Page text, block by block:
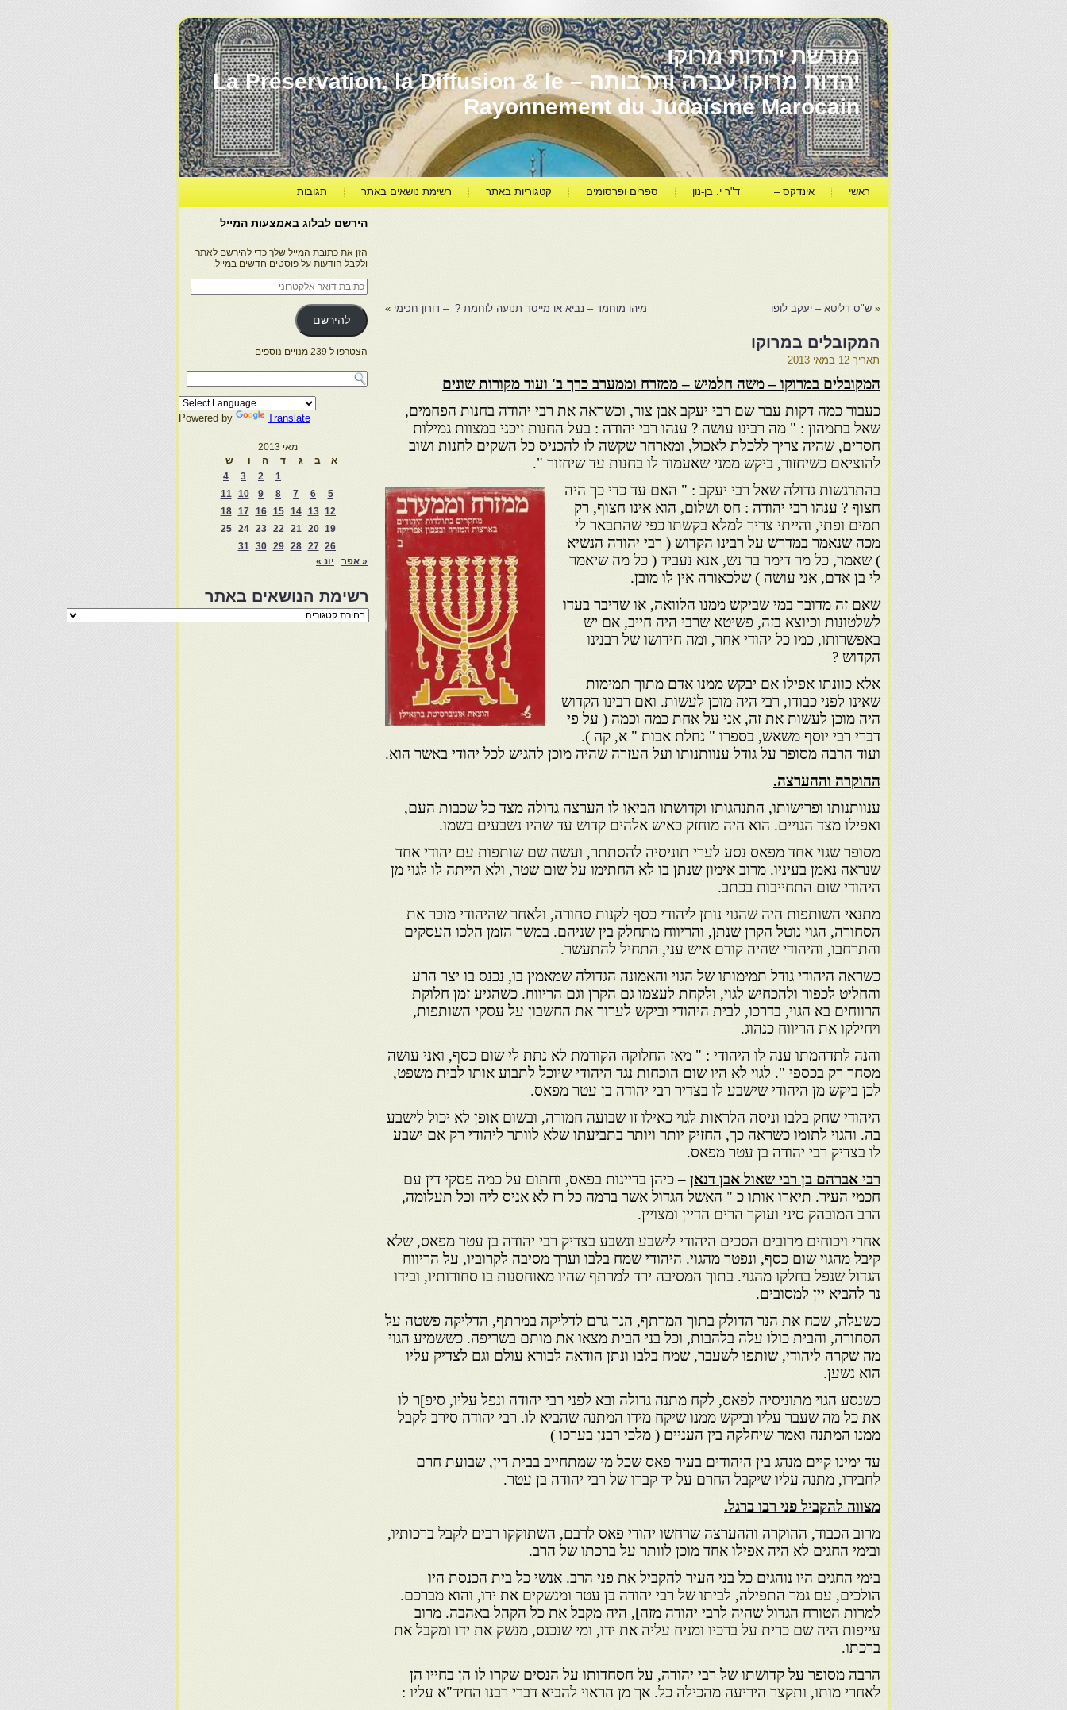
מורשת יהדות מרוקו
יהדות מרוקו עברה ותרבותה – La Préservation, la Diffusion & le
Rayonnement du Judaïsme Marocain
ראשי אינדקס – ד"ר י. בן-נון ספרים ופרסומים קטגוריות באתר רשימת נושאים באתר תגובות
« ש"ס דליטא – יעקב לופו מיהו מוחמד – נביא או מייסד תנועה לוחמת ? – דורון חכימי »
המקובלים במרוקו
תאריך 12 במאי 2013
המקובלים במרוקו – משה חלמיש – ממזרח וממערב כרך ב' ועוד מקורות שונים
כעבור כמה דקות עבר שם רבי יעקב אבן צור, וכשראה את רבי יהודה בחנות הפחמים,
שאל בתמהון : " מה רבינו עושה ? ענהו רבי יהודה : בעל החנות זיכני במצוות גמילות
חסדים, שהיה צריך ללכלת לאכול, ומארחר שקשה לו להכניס כל השקים לחנות ושוב
להוציאם כשיחזור, ביקש ממני שאעמוד לו בחנות עד שיחזור ".
בהתרגשות גדולה שאל רבי יעקב : " האם עד כדי כך היה
חצוף ? ענהו רבי יהודה : חס ושלום, הוא אינו חצוף, רק
תמים ופתי, והייתי צריך למלא בקשתו כפי שהתבאר לי
מכה שנאמר במדרש על רבינו הקדוש ( רבי יהודה הנשיא
) שאמר, כל מר דימר בר נש, אנא נעביד ( כל מה שיאמר
לי בן אדם, אני עושה ) שלכאורה אין לו מובן.
שאם זה מדובר במי שביקש ממנו הלוואה, או שדיבר בעדו
לשלטונות וכיוצא בזה, פשיטא שרבי היה חייב, אם יש
באפשרותו, כמו כל יהודי אחר, ומה חידושו של רבנינו
הקדוש ?
אלא כוונתו אפילו אם יבקש ממנו אדם מתוך תמימות
שאינו לפני כבודו, רבי היה מוכן לעשות. ואם רבינו הקדוש
היה מוכן לעשות את זה, אני על אחת כמה וכמה ( על פי
דברי רבי יוסף משאש, בספרו " נחלת אבות " א, קה ).
ועוד הרבה מסופר על גודל ענוותנותו ועל העזרה שהיה מוכן להגיש לכל יהודי באשר הוא.
ההוקרה וההערצה.
ענוותנותו ופרישותו, התנהגותו וקדושתו הביאו לו הערצה גדולה מצד כל שכבות העם,
ואפילו מצד הגויים. הוא היה מוחזק כאיש אלהים קדוש עד שהיו נשבעים בשמו.
מסופר שגוי אחד מפאס נסע לערי תוניסיה להסתתר, ועשה שם שותפות עם יהודי אחד
שנראה נאמן בעיניו. מרוב אימון שנתן בו לא החתימו על שום שטר, ולא הייתה לו לגוי מן
היהודי שום התחייבות בכתב.
מתנאי השותפות היה שהגוי נותן ליהודי כסף לקנות סחורה, ולאחר שהיהודי מוכר את
הסחורה, הגוי נוטל הקרן שנתן, והריווח מתחלק בין שניהם. במשך הזמן הלכו העסקים
והתרחבו, והיהודי שהיה קודם איש עני, התחיל להתעשר.
כשראה היהודי גודל תמימותו של הגוי והאמונה הגדולה שמאמין בו, נכנס בו יצר הרע
והחליט לכפור ולהכחיש לגוי, ולקחת לעצמו גם הקרן וגם הריווח. כשהגיע זמן חלוקת
הרווחים בא הגוי, בדרכו, לבית היהודי וביקש לערוך את החשבון על עסקי השותפות,
ויחילקו את הריווח כנהוג.
והנה לתדהמתו ענה לו היהודי : " מאז החלוקה הקודמת לא נתת לי שום כסף, ואני עושה
מסחר רק בכספי ". לגוי לא היו שום הוכחות נגד היהודי שיוכל לתבוע אותו לבית משפט,
לכן ביקש מן היהודי שישבע לו בצדיר רבי יהודה בן עטר מפאס.
היהודי שחק בלבו וניסה הלראות לגוי כאילו זו שבועה חמורה, ובשום אופן לא יכול לישבע
בה. והגוי לתומו כשראה כך, החזיק יותר ויותר בתביעתו שלא לוותר ליהודי רק אם ישבע
לו בצדיק רבי יהודה בן עטר מפאס.
רבי אברהם בן רבי שאול אבן דנאן – כיהן בדיינות בפאס, וחתום על כמה פסקי דין עם
חכמי העיר. תיארו אותו כ " האשל הגדול אשר ברמה כל רז לא אניס ליה וכל תעלומה,
הרב המובהק סיני ועוקר הרים הדיין ומצויין.
אחרי ויכוחים מרובים הסכים היהודי לישבע ונשבע בצדיק רבי יהודה בן עטר מפאס, שלא
קיבל מהגוי שום כסף, ונפטר מהגוי. היהודי שמח בלבו וערך מסיבה לקרוביו, על הריווח
הגדול שנפל בחלקו מהגוי. בתוך המסיבה ירד למרתף שהיו מאוחסנות בו סחורותיו, ובידו
נר להביא יין למסובים.
כשעלה, שכח את הנר הדולק בתוך המרתף, הנר גרם לדליקה במרתף, הדליקה פשטה על
הסחורה, והבית כולו עלה בלהבות, וכל בני הבית מצאו את מותם בשריפה. כששמיע הגוי
מה שקרה ליהודי, שותפו לשעבר, שמח בלבו ונתן הודאה לבורא עולם וגם לצדיק עליו
הוא נשען.
כשנסע הגוי מתוניסיה לפאס, לקח מתנה גדולה ובא לפני רבי יהודה ונפל עליו, סיפ]ר לו
את כל מה שעבר עליו וביקש ממנו שיקח מידו המתנה שהביא לו. רבי יהודה סירב לקבל
ממנו המתנה ואמר שיחלקה בין העניים ( מלכי רבנן בערכו )
עד ימינו קיים מנהג בין היהודים בעיר פאס שכל מי שמתחייב בבית דין, שבועת חרם
לחבירו, מתנה עליו שיקבל החרם על יד קברו של רבי יהודה בן עטר.
מצווה להקביל פני רבו ברגל.
מרוב הכבוד, ההוקרה וההערצה שרחשו יהודי פאס לרבם, השתוקקו רבים לקבל ברכותיו,
ובימי החגים לא היה אפילו אחד מוכן לוותר על ברכתו של הרב.
בימי החגים היו נוהגים כל בני העיר להקביל את פני הרב. אנשי כל בית הכנסת היו
הולכים, עם גמר התפילה, לביתו של רבי יהודה בן עטר ומנשקים את ידו, והוא מברכם.
למרות הטורח הגדול שהיה לרבי יהודה מזה], היה מקבל את כל הקהל באהבה. מרוב
עייפות היה שם כרית על ברכיו ומניח עליה את ידו, ומי שנכנס, מנשק את ידו ומקבל את
ברכתו.
הרבה מסופר על קדושתו של רבי יהודה, על חסחדותו על הנסים שקרו לו הן בחייו הן
לאחרי מותו, ותקצר היריעה מהכילה כל. אך מן הראוי להביא דברי רבנו החיד"א עליו :
הירשם לבלוג באמצעות המייל
הזן את כתובת המייל שלך כדי להירשם לאתר
ולקבל הודעות על פוסטים חדשים במייל.
כתובת
דואר
אלקטרוני
להירשם
הצטרפו ל 239 מנויים נוספים
Powered by Translate
מאי 2013
א
ב ג ד ה ו
ש
1
2
3
4
5
6
7
8
9
10
11
12
13
14
15
16
17
18
19
20
21
22
23
24
25
26
27
28
29
30
31
« אפר
יונ »
רשימת הנושאים באתר
רשימת
הנושאים